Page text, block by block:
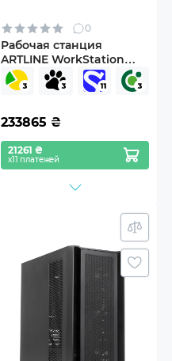
0
Рабочая станция
ARTLINE WorkStation
W96 (W96v63)
233865 ₴
21261 ₴
х11 платежей